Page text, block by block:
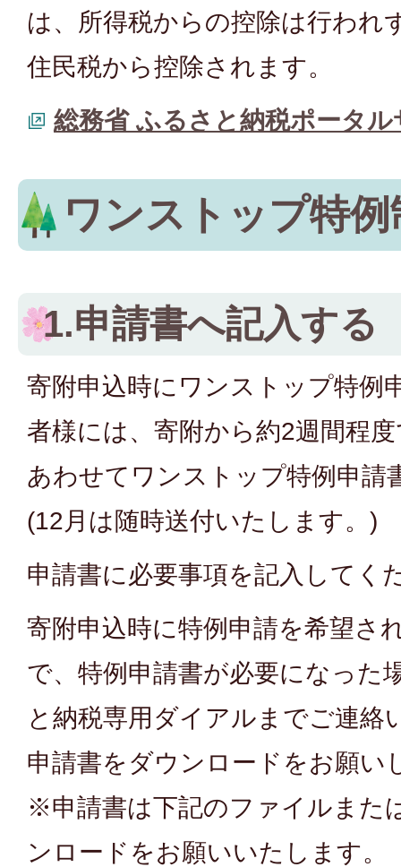
は、所得税からの控除は行われ
住民税から控除されます。
総務省 ふるさと納税ポータル
ワンストップ特
1.申請書へ記入する
寄附申込時にワンストップ特例
者様には、寄附から約2週間程
あわせてワンストップ特例申請
(12月は随時送付いたします。)
申請書に必要事項を記入してく
寄附申込時に特例申請を希望さ
で、特例申請書が必要になった
と納税専用ダイアルまでご連絡
申請書をダウンロードをお願い
※申請書は下記のファイルまた
ンロードをお願いいたします。